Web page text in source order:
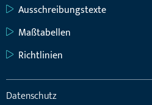
Ausschreibungstexte
Maßtabellen
Richtlinien
Datenschutz